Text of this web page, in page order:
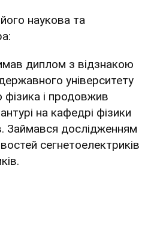
його наукова та
диплом з відзнакою
університету
фізика і продовжив
на кафедрі фізики
Займався дослідженням
сегнетоелектриків